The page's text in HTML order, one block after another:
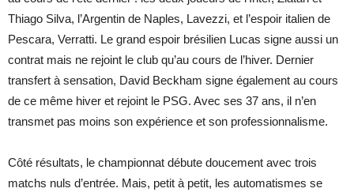
Thiago Silva, l’Argentin de Naples, Lavezzi, et l’espoir italien de
Pescara, Verratti. Le grand espoir brésilien Lucas signe aussi un
contrat mais ne rejoint le club qu’au cours de l’hiver. Dernier
transfert à sensation, David Beckham signe également au cours
de ce même hiver et rejoint le PSG. Avec ses 37 ans, il n’en
transmet pas moins son expérience et son professionnalisme.
Côté résultats, le championnat débute doucement avec trois
matchs nuls d’entrée. Mais, petit à petit, les automatismes se